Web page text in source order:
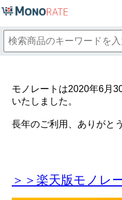
モノレートは2020年6月
いたしました。
長年のご利用、ありがと
＞＞楽天版モノレ